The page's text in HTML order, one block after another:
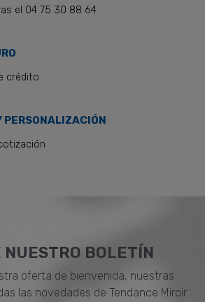
el 04 75 30 88 64
crédito
PERSONALIZACIÓN
NUESTRO BOLETÍN
oferta de bienvenida, nuestras
las novedades de Tendance Miroir